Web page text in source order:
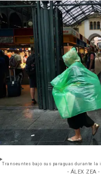
Transeuntes bajo sus paraguas durante
- ÁLEX ZEA